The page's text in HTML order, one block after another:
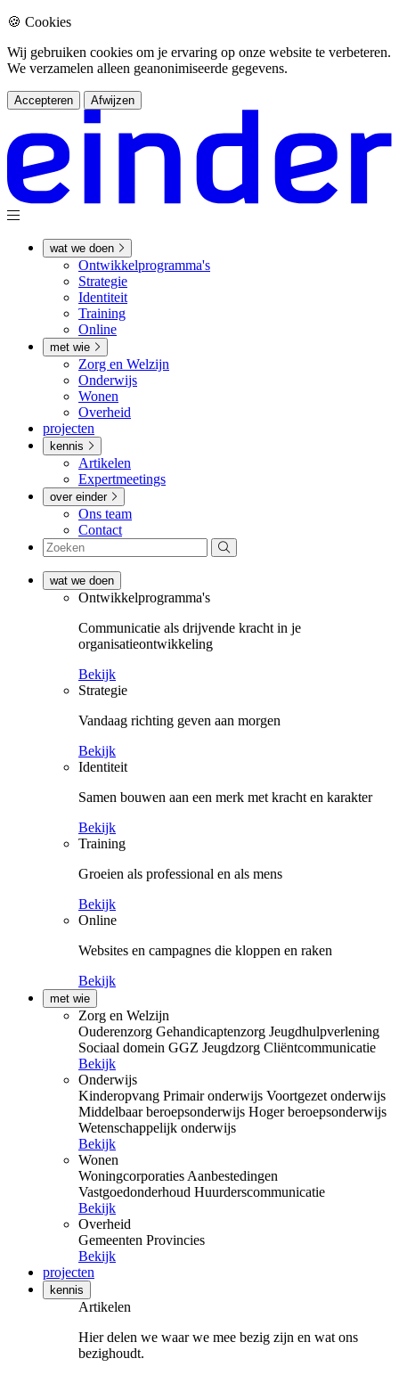
🍪 Cookies
Wij gebruiken cookies om je ervaring op onze website te verbeteren.
We verzamelen alleen geanonimiseerde gegevens.
Accepteren Afwijzen
wat we doen
Ontwikkel­­programma's
Strategie
Identiteit
Training
Online
met wie
Zorg en Welzijn
Onderwijs
Wonen
Overheid
projecten
kennis
Artikelen
Expertmeetings
over einder
Ons team
Contact
wat we doen
Ontwikkel­­programma's
Communicatie als drijvende kracht in je
organisatieontwikkeling
Bekijk
Strategie
Vandaag richting geven aan morgen
Bekijk
Identiteit
Samen bouwen aan een merk met kracht en karakter
Bekijk
Training
Groeien als professional en als mens
Bekijk
Online
Websites en campagnes die kloppen en raken
Bekijk
met wie
Zorg en Welzijn
Ouderenzorg Gehandicaptenzorg Jeugdhulpverlening
Sociaal domein GGZ Jeugdzorg Cliëntcommunicatie
Bekijk
Onderwijs
Kinderopvang Primair onderwijs Voortgezet onderwijs
Middelbaar beroepsonderwijs Hoger beroepsonderwijs
Wetenschappelijk onderwijs
Bekijk
Wonen
Woningcorporaties Aanbestedingen
Vastgoedonderhoud Huurderscommunicatie
Bekijk
Overheid
Gemeenten Provincies
Bekijk
projecten
kennis
Artikelen
Hier delen we waar we mee bezig zijn en wat ons
bezighoudt.